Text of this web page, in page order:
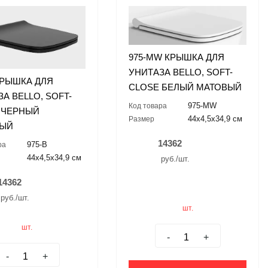
ДЛЯ
BELLO, SOFT-
ЧЕРНЫЙ
975-B
44x4,5x34,9 см
руб./шт.
шт.
- +
975-MW КРЫШКА ДЛЯ
УНИТАЗА BELLO, SOFT-
CLOSE БЕЛЫЙ МАТОВЫЙ
Код товара 975-MW
Размер 44x4,5x34,9 см
14362
руб./шт.
шт.
- +